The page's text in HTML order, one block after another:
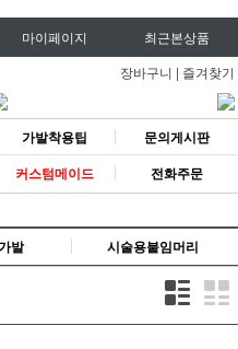
마이페이지
최근본상품
장바구니 | 즐겨찾기
가발착용팁
문의게시판
커스텀메이드 전화주문
발 시술용붙임머리